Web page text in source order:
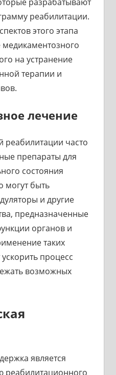
реабилитации.
этого этапа
на устранение
терапии и
лечение
реабилитации часто
препараты для
состояния
могут быть
и другие
предназначенные
органов и
таких
процесс
возможных
является
реабилитационного